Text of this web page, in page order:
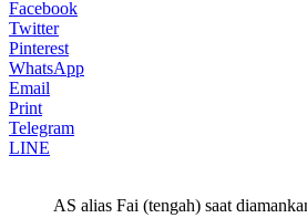
Facebook
Twitter
Pinterest
WhatsApp
Email
Print
Telegram
LINE
AS alias Fai (tengah) saat